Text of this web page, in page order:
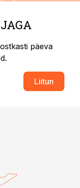
päeva
Liitun